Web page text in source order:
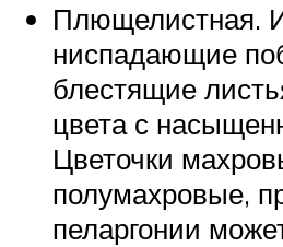
Плющелистная.
ниспадающие
блестящие
цвета с
Цветочки
полумахровые,
пеларгонии